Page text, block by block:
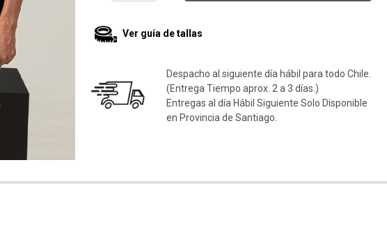
Ver guía de tallas
Despacho al siguiente día hábil para todo Chile.
(Entrega Tiempo aprox. 2 a 3 días.)
Entregas al día Hábil Siguiente Solo Disponible
en Provincia de Santiago.